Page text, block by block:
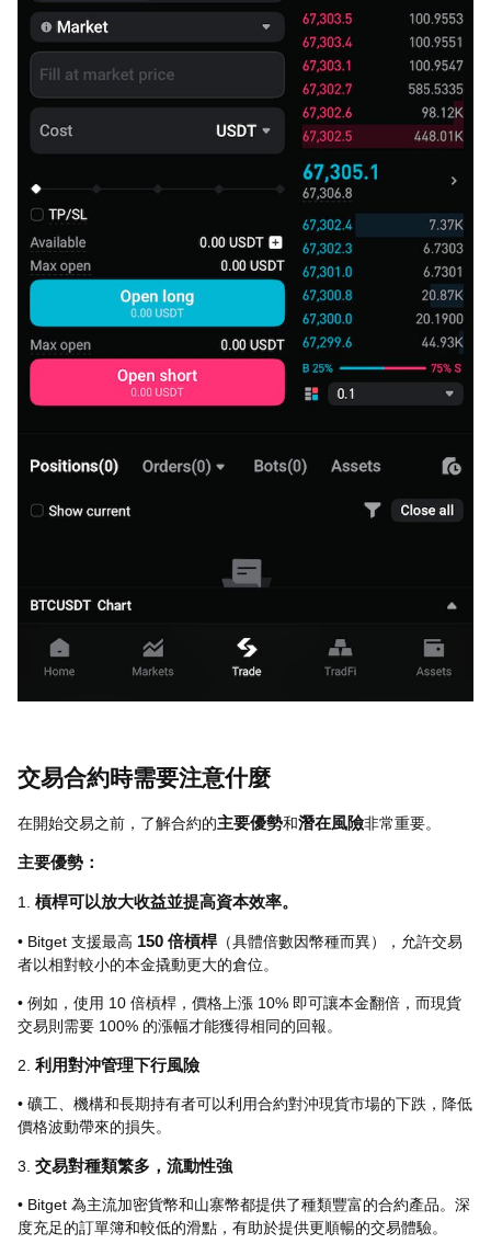
交易合約時需要注意什麼
在開始交易之前，了解合約的主要優勢和潛在風險非常重要。
主要優勢：
1. 槓桿可以放大收益並提高資本效率。
• Bitget 支援最高 150 倍槓桿（具體倍數因幣種而異），允許交易
者以相對較小的本金撬動更大的倉位。
• 例如，使用 10 倍槓桿，價格上漲 10% 即可讓本金翻倍，而現貨
交易則需要 100% 的漲幅才能獲得相同的回報。
2. 利用對沖管理下行風險
• 礦工、機構和長期持有者可以利用合約對沖現貨市場的下跌，降低
價格波動帶來的損失。
3. 交易對種類繁多，流動性強
• Bitget 為主流加密貨幣和山寨幣都提供了種類豐富的合約產品。深
度充足的訂單簿和較低的滑點，有助於提供更順暢的交易體驗。